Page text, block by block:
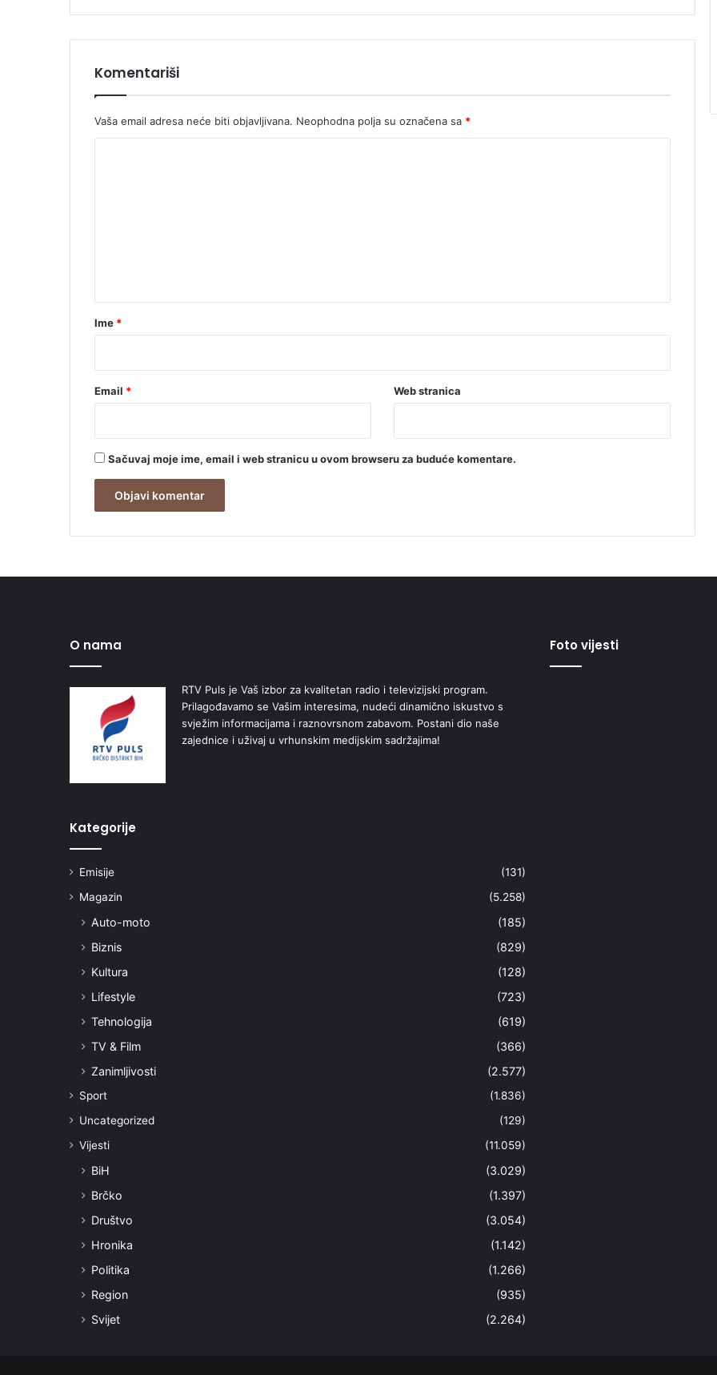
Komentariši
Vaša email adresa neće biti objavljivana. Neophodna polja su označena sa *
r
Ime *
Email * Web stranica
Sačuvaj moje ime, email i web stranicu u ovom browseru za buduće komentare.
O nama
RTV Puls je Vaš izbor za kvalitetan radio i televizijski program.
Prilagođavamo se Vašim interesima, nudeći dinamično iskustvo s
svježim informacijama i raznovrsnom zabavom. Postani dio naše
zajednice i uživaj u vrhunskim medijskim sadržajima!
Kategorije
Emisije
(131)
Magazin
(5.258)
Auto-moto
(185)
Biznis
(829)
Kultura
(128)
Lifestyle
(723)
Tehnologija
(619)
TV & Film
(366)
Zanimljivosti
(2.577)
Sport
(1.836)
Uncategorized
(129)
Vijesti
(11.059)
BiH
(3.029)
Brčko
(1.397)
Društvo
(3.054)
Hronika
(1.142)
Politika
(1.266)
Region
(935)
Svijet
(2.264)
Foto vijesti